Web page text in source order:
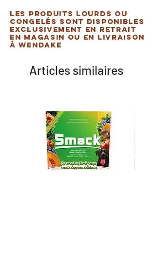
Les produits lourds ou
congelés sont disponibles
exclusivement en retrait
en magasin ou en livraison
à Wendake
Articles similaires